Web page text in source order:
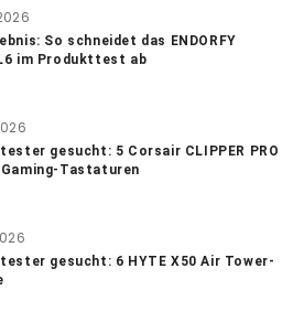
So schneidet das ENDORFY
im Produkttest ab
gesucht: 5 Corsair CLIPPER PRO
Tastaturen
gesucht: 6 HYTE X50 Air Tower-